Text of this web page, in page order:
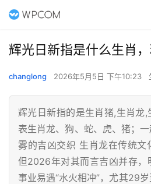
辉光日新指是什么生肖
changlong 2026年5月5日 下午10:23
辉光日新指的是生肖猪,生肖龙
表生肖龙、狗、蛇、虎、猪；
雾的吉凶交织 生肖龙在传统文
但2026年对其而言吉凶并存，
事业易遇“水火相冲”，尤其29